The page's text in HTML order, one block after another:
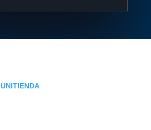
UNITIENDA